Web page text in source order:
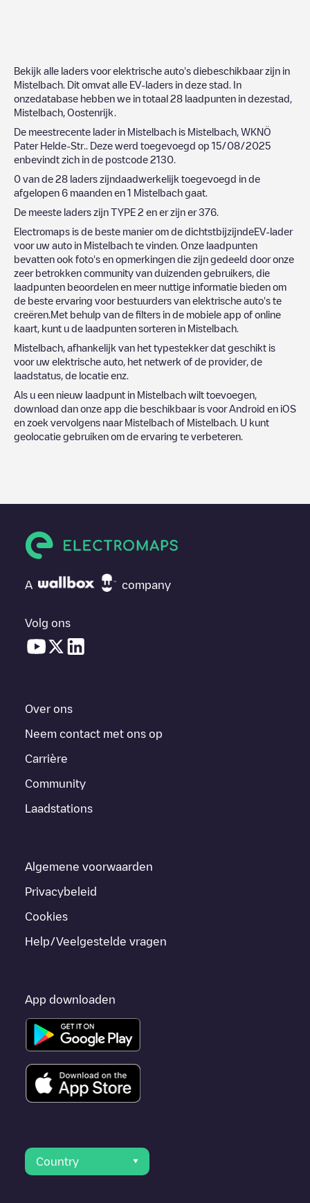
Bekijk alle laders voor elektrische auto's diebeschikbaar zijn in
Mistelbach . Dit omvat alle EV-laders in deze stad. In
onzedatabase hebben we in totaal 28 laadpunten in dezestad,
Mistelbach Oostenrijk
De meestrecente lader in Mistelbach is Mistelbach, WKNÖ
Pater Helde-Str.
. Deze werd toegevoegd op 15/08/2025
enbevindt zich in de postcode 2130
0 van de 28 laders zijndaadwerkelijk toegevoegd in de
afgelopen 6 maanden en 1 Mistelbach gaat.
De meeste laders zijn TYPE 2 en er zijn er376
Electromaps is de beste manier om de dichtstbijzijndeEV-lader
voor uw auto in Mistelbach te vinden. Onze laadpunten
bevatten ook foto's en opmerkingen die zijn gedeeld door onze
zeer betrokken community van duizenden gebruikers, die
laadpunten beoordelen en meer nuttige informatie bieden om
de beste ervaring voor bestuurders van elektrische auto's te
creëren.Met behulp van de filters in de mobiele app of online
kaart, kunt u de laadpunten sorteren in Mistelbach
Mistelbach , afhankelijk van het typestekker dat geschikt is
voor uw elektrische auto, het netwerk of de provider, de
laadstatus, de locatie enz.
Als u een nieuw laadpunt in Mistelbach wilt toevoegen,
download dan onze app die beschikbaar is voor Android en iOS
en zoek vervolgens naar Mistelbach of Mistelbach . U kunt
geolocatie gebruiken om de ervaring te verbeteren.
A company
Volg ons
Over ons
Neem contact met ons op
Carrière
Community
Laadstations
Algemene voorwaarden
Privacybeleid
Cookies
Help/Veelgestelde vragen
App downloaden
Country